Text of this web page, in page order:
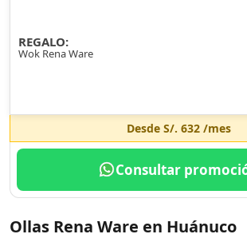
REGALO:
Wok Rena Ware
Desde S/. 632/mes
Consultar
Ollas Rena Ware en Huánuco